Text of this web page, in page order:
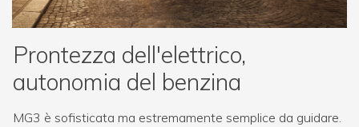
Prontezza dell'elettrico,
autonomia del benzina
MG3 è sofisticata ma estremamente semplice da guidare.